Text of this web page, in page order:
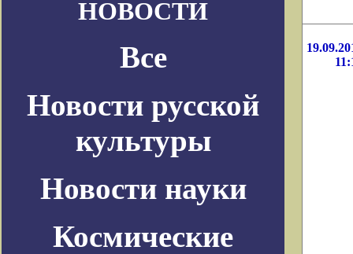
НОВОСТИ
Все
Новости русской
культуры
Новости науки
Космические